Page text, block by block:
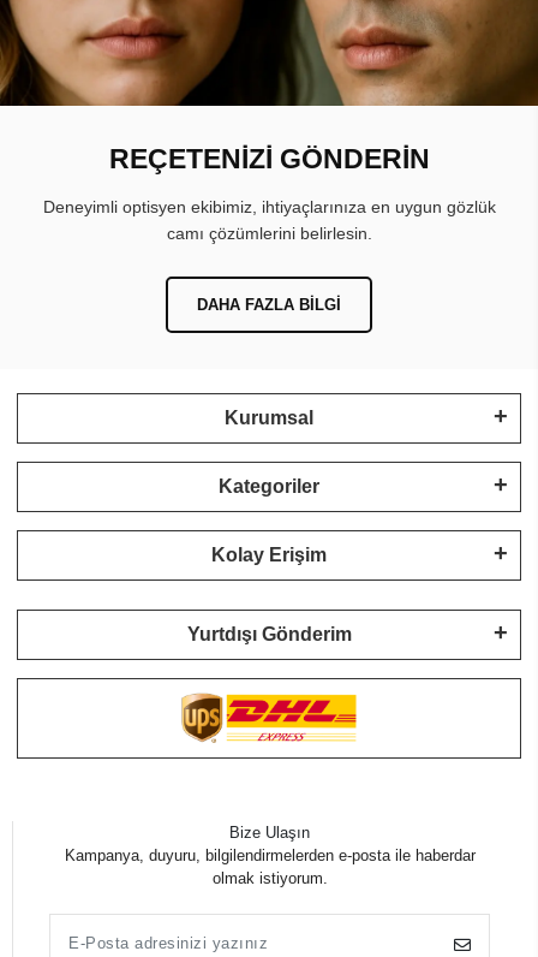
REÇETENİZİ GÖNDERİN
Deneyimli optisyen ekibimiz, ihtiyaçlarınıza en uygun gözlük
camı çözümlerini belirlesin.
DAHA FAZLA BILGI
Kurumsal
Kategoriler
Kolay Erişim
Yurtdışı Gönderim
Bize Ulaşın
Kampanya, duyuru, bilgilendirmelerden e-posta ile haberdar
olmak istiyorum.